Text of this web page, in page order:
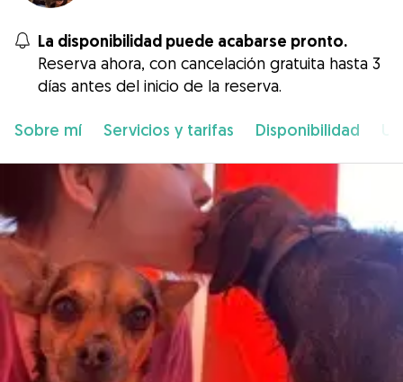
La disponibilidad puede acabarse pronto.
Reserva ahora, con cancelación gratuita hasta 3
días antes del inicio de la reserva.
Sobre mí Servicios y tarifas Disponibilidad